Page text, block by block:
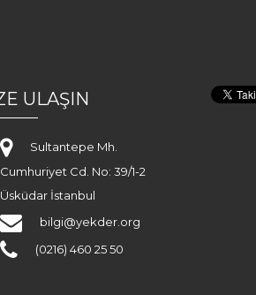
ULAŞIN
Sultantepe Mh.
Cumhuriyet Cd. No: 39/1-2
Üsküdar İstanbul
bilgi@yekder.org
(0216) 460 25 50